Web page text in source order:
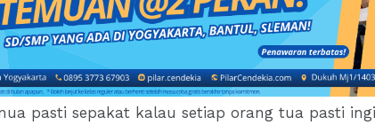
pasti sepakat kalau setiap orang tua pasti